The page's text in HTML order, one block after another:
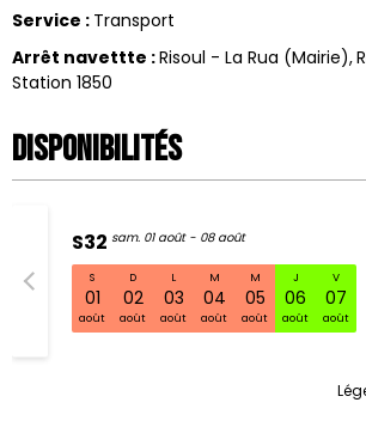
Service : Transport
Arrêt navettte :Risoul - La Rua (Mairie)
Station 1850
Disponibilités
S32 sam. 01 août - 08 août
S
01
août
D
02
août
L
03
août
M
04
août
M
05
août
J
06
août
V
07
août